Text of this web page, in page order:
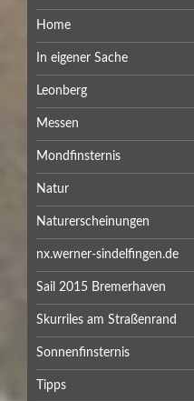
Home
In eigener Sache
Leonberg
Messen
Mondfinsternis
Natur
Naturerscheinungen
nx.werner-sindelfingen.de
Sail 2015 Bremerhaven
Skurriles am Straßenrand
Sonnenfinsternis
Tipps